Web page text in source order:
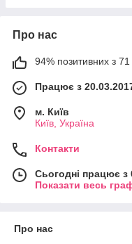
Про нас
94% позитивних з 71
Працює з
м. Київ
Київ, Україна
Контакти
Сьогодні працює з
Показати весь
Про нас